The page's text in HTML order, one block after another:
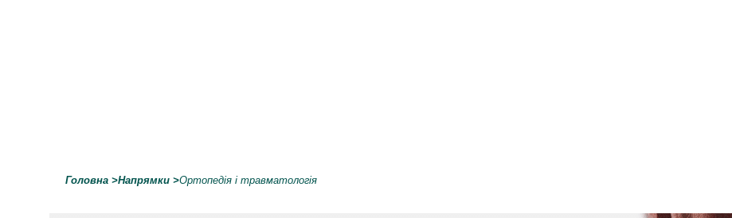
Головна >Напрямки >Ортопедія і травматологія